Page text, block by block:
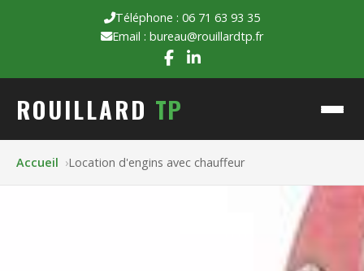
Téléphone : 06 71 63 93 35
Email : bureau@rouillardtp.fr
ROUILLARD TP
Accueil Location d'engins avec chauffeur